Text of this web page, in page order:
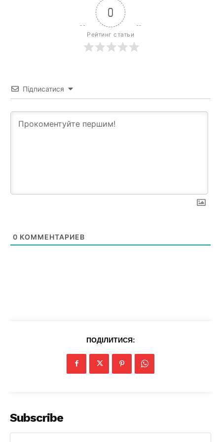
News Week
Magazine PRO
0
Рейтинг статьи
Підписатися
0 КОММЕНТАРИЕВ
ПОДІЛИТИСЯ:
Subscribe